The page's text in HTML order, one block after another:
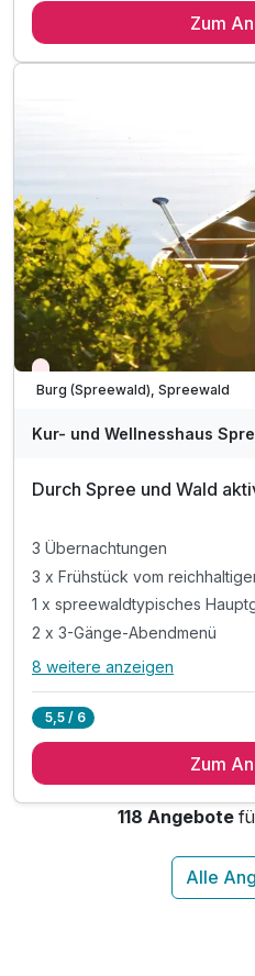
2 x reichhaltiges
Zum
Wieder frei ab September
Burg (Spreewald), Spreewald
Kur- und Wellnesshaus
Durch Spree und Wald
3 Übernachtungen
3 x Frühstück vom
1 x spreewaldtypisches
2 x 3-Gänge-Abendmenü
Alle Inklusivleistungen
3 x Frühstück vom
2 x 3-Gänge-Abendmenü
1 x 2-er Paddelboot für 2
8 weitere anzeigen
5,5 / 6
Zum
118 Angebote